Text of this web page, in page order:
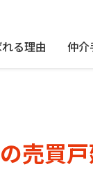
る理由 仲介
売買